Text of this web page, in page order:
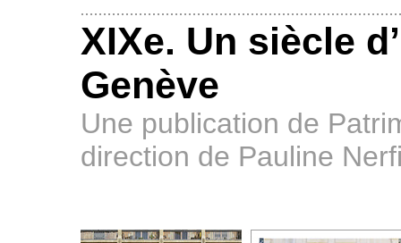
XIXe. Un siècle
Genève
Une publication de
direction de Pauline